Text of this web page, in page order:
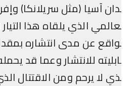
آسيا (مثل سريلانكا)
الذي يلقاه هذا التيار
عن مدى انتشاره بمقدار
للانتشار وعما قد يحمله
لا يرحم ومن الاقتتال الذي